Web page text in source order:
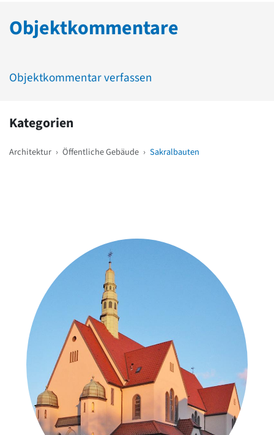
Objektkommentare
Objektkommentar verfassen
Kategorien
Architektur › Öffentliche Gebäude › Sakralbauten